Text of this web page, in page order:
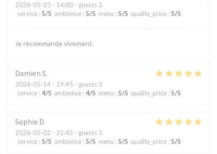
2026-05-23 - 14:00 - guests 3
service : 5/5 ambience : 5/5 menu : 5/5 quality_price : 5/5
Je recommande vivement.
Damien S
2026-05-14 - 19:45 - guests 3
service : 4/5 ambience : 4/5 menu : 5/5 quality_price : 5/5
Sophie D
2026-05-02 - 21:45 - guests 3
service : 5/5 ambience : 5/5 menu : 5/5 quality_price : 5/5